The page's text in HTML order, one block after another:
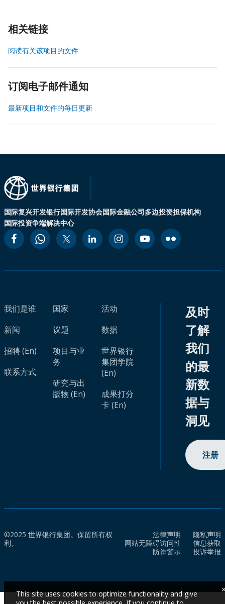
相关链接
阅读有关该项目的文件
订阅电子邮件通知
最新项目和文件的每日更新
国际复兴开发银行国际开发协会国际金融公司多边投资担保机构
国际投资争端解决中心
我们是谁
新闻
招聘 (En)
联系方式
国家
议题
项目与业
务
研究与出
版物 (En)
活动
数据
世界银行
集团学院
(En)
成果打分
卡 (En)
及时
了解
我们
的最
新数
据与
洞见
注册
©2025 世界银行集团。保留所有权
利。
法律声明
隐私声明
网站无障碍访问性
信息获取
防诈警示
投诉举报
This site uses cookies to optimize functionality and give